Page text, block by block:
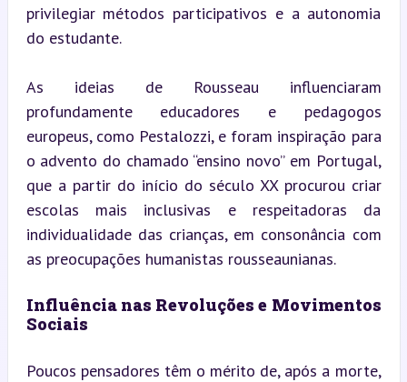
privilegiar métodos participativos e a autonomia
do estudante.
As ideias de Rousseau influenciaram
profundamente educadores e pedagogos
europeus, como Pestalozzi, e foram inspiração para
o advento do chamado “ensino novo” em Portugal,
que a partir do início do século XX procurou criar
escolas mais inclusivas e respeitadoras da
individualidade das crianças, em consonância com
as preocupações humanistas rousseaunianas.
Influência nas Revoluções e Movimentos
Sociais
Poucos pensadores têm o mérito de, após a morte,